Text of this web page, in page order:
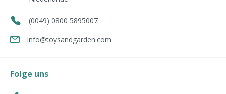
(0049) 0800 5895007
info@toysandgarden.com
Folge uns